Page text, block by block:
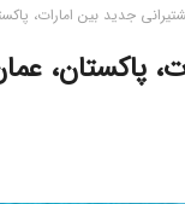
جدید بین امارات،
پاکستان،